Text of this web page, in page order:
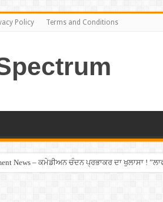
Policy Terms and Conditions
News – ਕਮੇਡੀਅਨ ਚੰਦਨ ਪ੍ਰਭਾਕਰ ਦਾ ਖੁਲਾਸਾ !